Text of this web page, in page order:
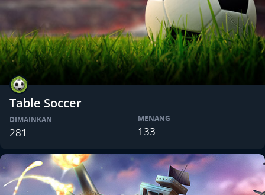
Table Soccer
DIMAINKAN
281
MENANG
133